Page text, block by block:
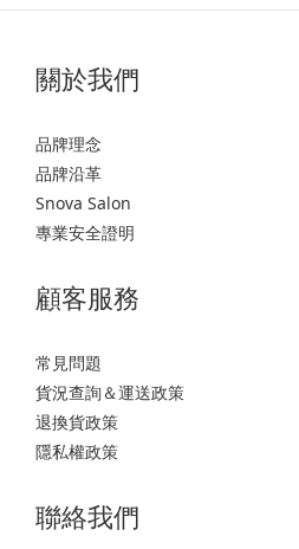
關於我們
品牌理念
品牌沿革
Snova Salon
專業安全證明
顧客服務
常見問題
貨況查詢＆運送政策
退換貨政策
隱私權政策
聯絡我們